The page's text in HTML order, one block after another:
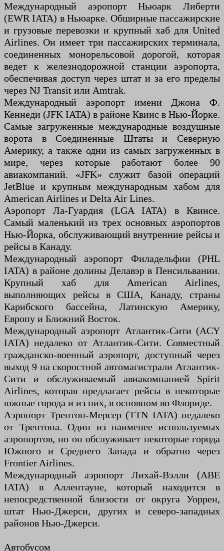
Международный аэропорт Ньюарк Либерти
(EWR IATA) в Ньюарке. Обширные пассажирские
и грузовые перевозки и крупный хаб для United
Airlines. Он имеет три пассажирских терминала,
соединенных монорельсовой дорогой, которая
ведет к железнодорожной станции аэропорта,
обеспечивая доступ через штат и за его пределы
через NJ Transit или Amtrak.
Международный аэропорт имени Джона Ф.
Кеннеди (JFK IATA) в районе Квинс в Нью-Йорке.
Самые загруженные международные воздушные
ворота в Соединенные Штаты и Северную
Америку, а также одни из самых загруженных в
мире, через которые работают более 90
авиакомпаний. «JFK» служит базой операций
JetBlue и крупным международным хабом для
American Airlines и Delta Air Lines.
Аэропорт Ла-Гуардия (LGA IATA) в Квинсе.
Самый маленький из трех основных аэропортов
Нью-Йорка, обслуживающий внутренние рейсы и
рейсы в Канаду.
Международный аэропорт Филадельфии (PHL
IATA) в районе долины Делавэр в Пенсильвании.
Крупный хаб для American Airlines,
выполняющих рейсы в США, Канаду, страны
Карибского бассейна, Латинскую Америку,
Европу и Ближний Восток.
Международный аэропорт Атлантик-Сити (ACY
IATA) недалеко от Атлантик-Сити. Совместный
гражданско-военный аэропорт, доступный через
выход 9 на скоростной автомагистрали Атлантик-
Сити и обслуживаемый авиакомпанией Spirit
Airlines, которая предлагает рейсы в некоторые
южные города и из них, в основном во Флориде.
Аэропорт Трентон-Мерсер (TTN IATA) недалеко
от Трентона. Один из наименее используемых
аэропортов, но он обслуживает некоторые города
Южного и Среднего Запада и обратно через
Frontier Airlines.
Международный аэропорт Лихай-Вэлли (ABE
IATA) в Аллентауне, который находится в
непосредственной близости от округа Уоррен,
штат Нью-Джерси, других и северо-западных
районов Нью-Джерси.
Автобусом